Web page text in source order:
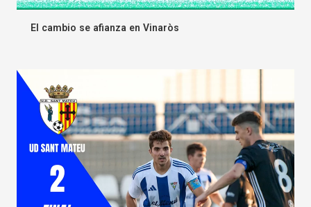
El cambio se afianza en Vinaròs